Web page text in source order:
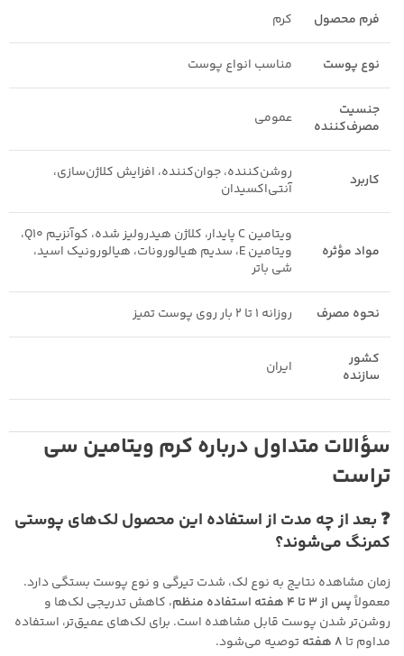
فرم محصول کرم
نوع پوست مناسب انواع پوست
جنسیت
مصرف‌کننده
عمومی
کاربرد
روشن‌کننده، جوان‌کننده، افزایش کلاژن‌سازی،
آنتی‌اکسیدان
مواد مؤثره
ویتامین C پایدار، کلاژن هیدرولیز شده، کوآنزیم Q10،
ویتامین E، سدیم هیالورونات، هیالورونیک اسید،
شی باتر
نحوه مصرف روزانه ۱ تا ۲ بار روی پوست تمیز
کشور
سازنده
ایران
سؤالات متداول درباره کرم ویتامین سی
تراست
❓ بعد از چه مدت از استفاده این محصول لک‌های پوستی
کمرنگ می‌شوند؟
زمان مشاهده نتایج به نوع لک، شدت تیرگی و نوع پوست بستگی دارد.
معمولاًپس از ۳ تا ۴ هفته استفاده منظم
، کاهش تدریجی لک‌ها و
روشن‌تر شدن پوست قابل مشاهده است. برای لک‌های عمیق‌تر، استفاده
مداوم تا ۸ هفته توصیه می‌شود.